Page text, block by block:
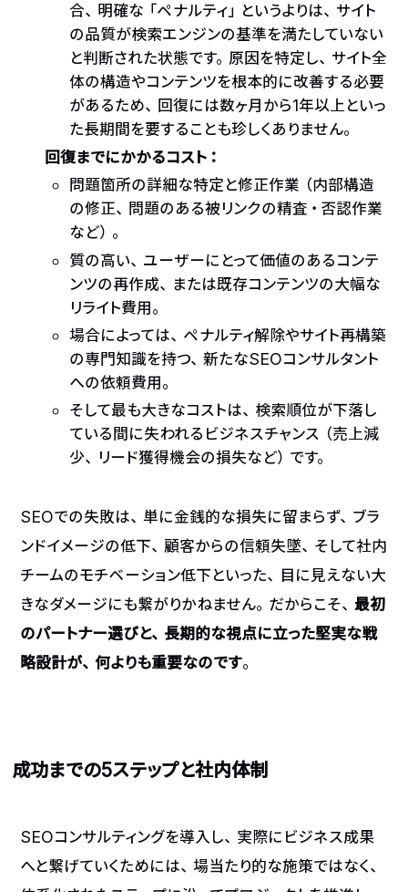
合、明確な「ペナルティ」というよりは、サイト
の品質が検索エンジンの基準を満たしていない
と判断された状態です。原因を特定し、サイト全
体の構造やコンテンツを根本的に改善する必要
があるため、回復には数ヶ月から1年以上といっ
た長期間を要することも珍しくありません。
回復までにかかるコスト：
問題箇所の詳細な特定と修正作業（内部構造
の修正、問題のある被リンクの精査・否認作業
など）。
質の高い、ユーザーにとって価値のあるコンテ
ンツの再作成、または既存コンテンツの大幅な
リライト費用。
場合によっては、ペナルティ解除やサイト再構築
の専門知識を持つ、新たなSEOコンサルタント
への依頼費用。
そして最も大きなコストは、検索順位が下落し
ている間に失われるビジネスチャンス（売上減
少、リード獲得機会の損失など）です。
SEOでの失敗は、単に金銭的な損失に留まらず、ブラ
ンドイメージの低下、顧客からの信頼失墜、そして社内
チームのモチベーション低下といった、目に見えない大
きなダメージにも繋がりかねません。だからこそ、最初
のパートナー選びと、長期的な視点に立った堅実な戦
略設計が、何よりも重要なのです。
成功までの5ステップと社内体制
SEOコンサルティングを導入し、実際にビジネス成果
へと繋げていくためには、場当たり的な施策ではなく、
お問い合わせ
phone_in_talk
電話で相談
chat
LINEで相談